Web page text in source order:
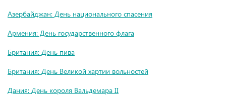
Азербайджан: День национального спасения
Армения: День государственного флага
Британия: День пива
Британия: День Великой хартии вольностей
Дания: День короля Вальдемара II